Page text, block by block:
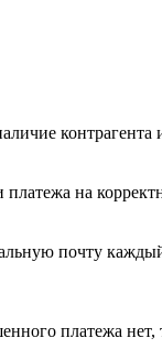
контрагента
на
почту
платежа нет,